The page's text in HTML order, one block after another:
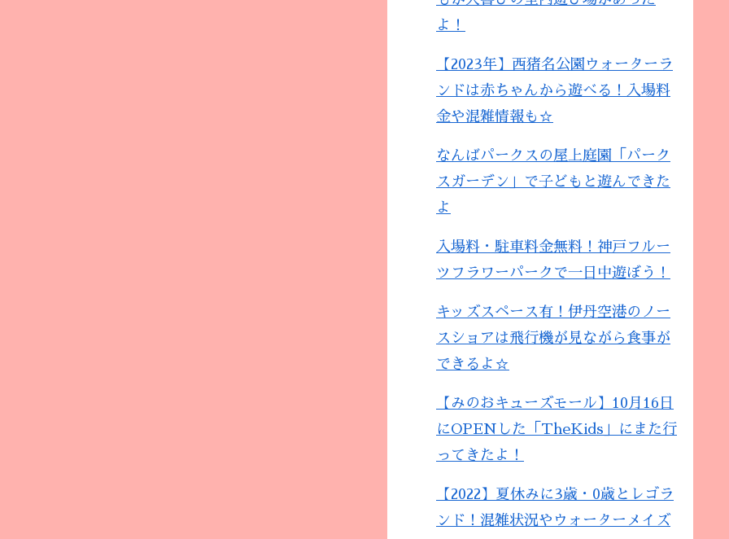
よ！
【2023年】西猪名公園ウォーターラ
ンドは赤ちゃんから遊べる！入場料
金や混雑情報も☆
なんばパークスの屋上庭園「パーク
スガーデン」で子どもと遊んできた
よ
入場料・駐車料金無料！神戸フルー
ツフラワーパークで一日中遊ぼう！
キッズスペース有！伊丹空港のノー
スショアは飛行機が見ながら食事が
できるよ☆
【みのおキューズモール】10月16日
にOPENした「TheKids」にまた行
ってきたよ！
【2022】夏休みに3歳・0歳とレゴラ
ンド！混雑状況やウォーターメイズ